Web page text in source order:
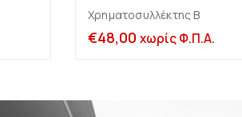
Προσθήκη στο
Χρηματοσυλλέκτης B
€48,00 χωρίς Φ.Π.Α.